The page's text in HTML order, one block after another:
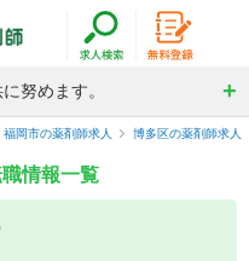
努めます。
福岡市の薬剤師求人 博多区の薬剤師求人
情報一覧